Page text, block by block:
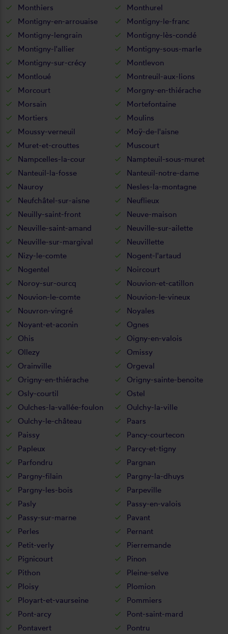
Monthiers
Monthurel
Montigny-en-arrouaise
Montigny-le-franc
Montigny-lengrain
Montigny-lès-condé
Montigny-l'allier
Montigny-sous-marle
Montigny-sur-crécy
Montlevon
Montloué
Montreuil-aux-lions
Morcourt
Morgny-en-thiérache
Morsain
Mortefontaine
Mortiers
Moulins
Moussy-verneuil
Moÿ-de-l'aisne
Muret-et-crouttes
Muscourt
Nampcelles-la-cour
Nampteuil-sous-muret
Nanteuil-la-fosse
Nanteuil-notre-dame
Nauroy
Nesles-la-montagne
Neufchâtel-sur-aisne
Neuflieux
Neuilly-saint-front
Neuve-maison
Neuville-saint-amand
Neuville-sur-ailette
Neuville-sur-margival
Neuvillette
Nizy-le-comte
Nogent-l'artaud
Nogentel
Noircourt
Noroy-sur-ourcq
Nouvion-et-catillon
Nouvion-le-comte
Nouvion-le-vineux
Nouvron-vingré
Noyales
Noyant-et-aconin
Ognes
Ohis
Oigny-en-valois
Ollezy
Omissy
Orainville
Orgeval
Origny-en-thiérache
Origny-sainte-benoite
Osly-courtil
Ostel
Oulches-la-vallée-foulon
Oulchy-la-ville
Oulchy-le-château
Paars
Paissy
Pancy-courtecon
Papleux
Parcy-et-tigny
Parfondru
Pargnan
Pargny-filain
Pargny-la-dhuys
Pargny-les-bois
Parpeville
Pasly
Passy-en-valois
Passy-sur-marne
Pavant
Perles
Pernant
Petit-verly
Pierremande
Pignicourt
Pinon
Pithon
Pleine-selve
Ploisy
Plomion
Ployart-et-vaurseine
Pommiers
Pont-arcy
Pont-saint-mard
Pontavert
Pontru